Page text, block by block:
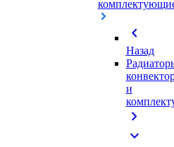
chevron_left
Назад
и
chevron_right
expand_more